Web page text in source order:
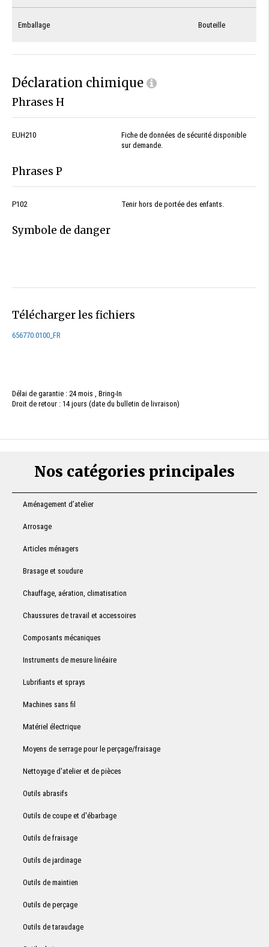
Emballage Bouteille
Déclaration chimique
Phrases H
EUH210
Fiche de données de sécurité disponible
sur demande.
Phrases P
P102 Tenir hors de portée des enfants.
Symbole de danger
Télécharger les fichiers
656770.0100_FR
Délai de garantie : 24 mois , Bring-In
Droit de retour : 14 jours (date du bulletin de livraison)
Nos catégories principales
Aménagement d’atelier
Arrosage
Articles ménagers
Brasage et soudure
Chauffage, aération, climatisation
Chaussures de travail et accessoires
Composants mécaniques
Instruments de mesure linéaire
Lubrifiants et sprays
Machines sans fil
Matériel électrique
Moyens de serrage pour le perçage/fraisage
Nettoyage d'atelier et de pièces
Outils abrasifs
Outils de coupe et d'ébarbage
Outils de fraisage
Outils de jardinage
Outils de maintien
Outils de perçage
Outils de taraudage